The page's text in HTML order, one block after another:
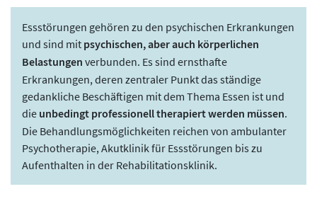
Essstörungen gehören zu den psychischen Erkrankungen
und sind mit psychischen, aber auch körperlichen
Belastungen verbunden. Es sind ernsthafte
Erkrankungen, deren zentraler Punkt das ständige
gedankliche Beschäftigen mit dem Thema Essen ist und
die unbedingt professionell therapiert werden müssen.
Die Behandlungsmöglichkeiten reichen von ambulanter
Psychotherapie, Akutklinik für Essstörungen bis zu
Aufenthalten in der Rehabilitationsklinik.